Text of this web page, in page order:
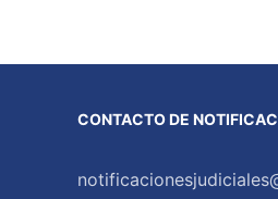
CONTACTO DE